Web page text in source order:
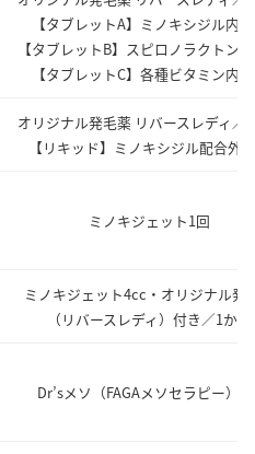
【タブレットA】ミノキシジル内
【タブレットB】スピロノラクトン
【タブレットC】各種ビタミン内
オリジナル発毛薬 リバースレディ／
【リキッド】ミノキシジル配合外
ミノキジェット1回
ミノキジェット4cc・オリジナル発
（リバースレディ）付き／1か月
Dr’sメソ（FAGAメソセラピー）1